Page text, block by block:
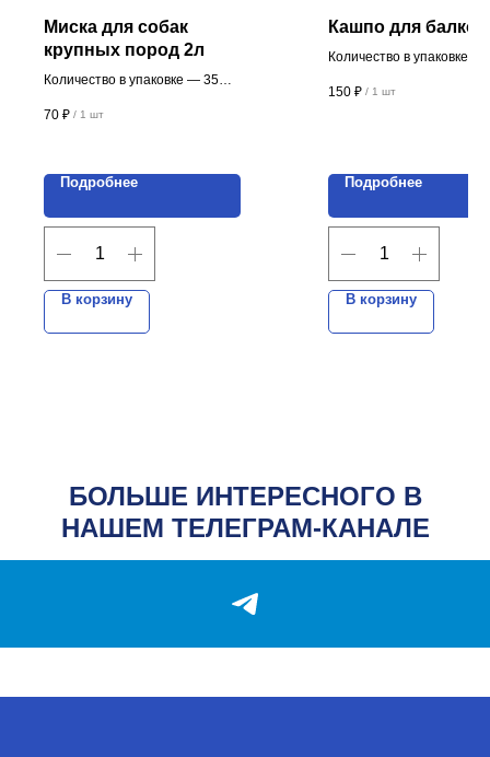
Миска для собак
крупных пород 2л
Количество в упаковке — 35
Цена указана за 1 шт.
70 ₽ / 1 шт
Подробнее
В корзину
Кашпо для
Количество в упаковке —
Цена указана за 1 шт.
150 ₽ / 1 шт
Подробнее
В корзину
БОЛЬШЕ ИНТЕРЕСНОГО В
НАШЕМ ТЕЛЕГРАМ-КАНАЛЕ
ИП Мовсесян Алексей Лукьянович
ИНН 616511704434
ОГРНИП 312616529200040
НАВИГАЦИЯ
КОНТАКТЫ